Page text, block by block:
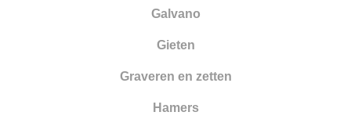
Galvano
Gieten
Graveren en zetten
Hamers